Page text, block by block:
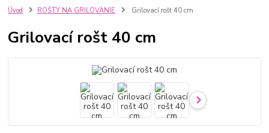
Úvod ROŠTY NA GRILOVANIE Grilovací rošt 40 cm
Grilovací rošt 40 cm